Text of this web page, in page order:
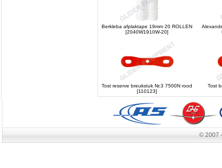
Berkleba afplaktape 19mm 20 ROLLEN
[2040W1910W-20]
Tost reserve breukstuk Nr.3 7500N rood
[110123]
Tost
© 2007